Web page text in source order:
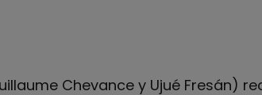
Chevance y Ujué Fresán)